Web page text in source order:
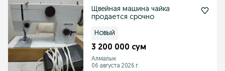
Щвейная машина чайка
продается срочно
Новый
3 200 000 сум
Алмалык
06 августа 2026 г.